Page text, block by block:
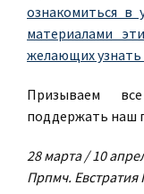
ознакомиться в
материалами
желающих
Призываем
поддержать наш
28 марта / 10
Прпмч. Евстратия